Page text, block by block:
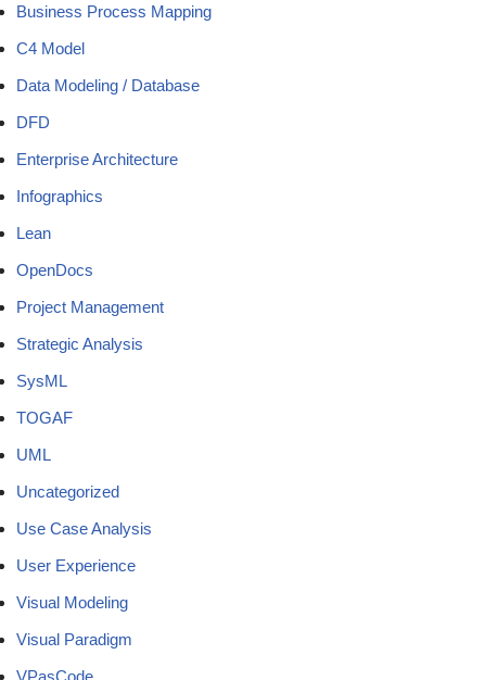
Business Process Mapping
C4 Model
Data Modeling / Database
DFD
Enterprise Architecture
Infographics
Lean
OpenDocs
Project Management
Strategic Analysis
SysML
TOGAF
UML
Uncategorized
Use Case Analysis
User Experience
Visual Modeling
Visual Paradigm
VPasCode